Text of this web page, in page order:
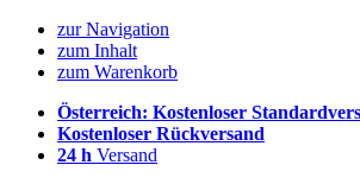
zur Navigation
zum Inhalt
zum Warenkorb
Österreich: Kostenloser
Kostenloser Rückversand
24 h Versand